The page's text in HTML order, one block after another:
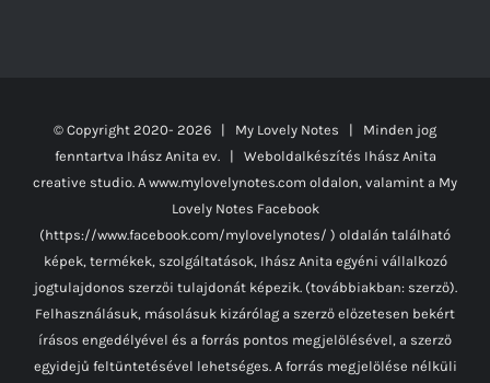
© Copyright 2020- 2026 | My Lovely Notes | Minden jog
fenntartva Ihász Anita ev. | Weboldalkészítés Ihász Anita
creative studio. A www.mylovelynotes.com oldalon, valamint a My
Lovely Notes Facebook
(https://www.facebook.com/mylovelynotes/ ) oldalán található
képek, termékek, szolgáltatások, Ihász Anita egyéni vállalkozó
jogtulajdonos szerzői tulajdonát képezik. (továbbiakban: szerző).
Felhasználásuk, másolásuk kizárólag a szerző előzetesen bekért
írásos engedélyével és a forrás pontos megjelölésével, a szerző
egyidejű feltüntetésével lehetséges. A forrás megjelölése nélküli